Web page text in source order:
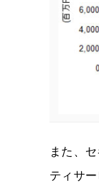
また、
ティサ